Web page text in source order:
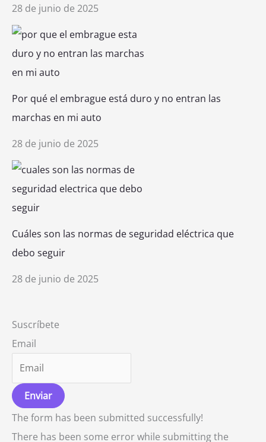
28 de junio de 2025
Por qué el embrague está duro y no entran las
marchas en mi auto
28 de junio de 2025
Cuáles son las normas de seguridad eléctrica que
debo seguir
28 de junio de 2025
Suscríbete
Email
Enviar
The form has been submitted successfully!
There has been some error while submitting the